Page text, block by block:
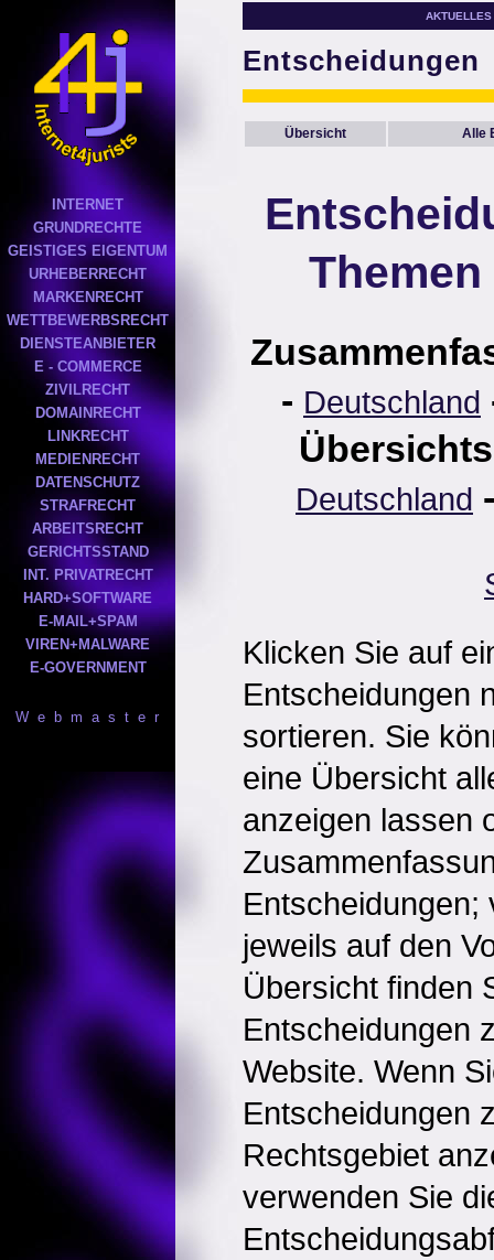
INTERNET
GRUNDRECHTE
GEISTIGES EIGENTUM
URHEBERRECHT
MARKENRECHT
WETTBEWERBSRECHT
DIENSTEANBIETER
E - COMMERCE
ZIVILRECHT
DOMAINRECHT
LINKRECHT
MEDIENRECHT
DATENSCHUTZ
STRAFRECHT
ARBEITSRECHT
GERICHTSSTAND
INT. PRIVATRECHT
HARD+SOFTWARE
E-MAIL+SPAM
VIREN+MALWARE
E-GOVERNMENT
W e b m a s t e r
AKTUELLES
Entscheidungen
Übersicht Alle
- Deutschland
Deutschland
Klicken Sie auf
Entscheidungen
sortieren. Sie
eine Übersicht
anzeigen lassen
Entscheidungen;
jeweils auf den
Übersicht finden
Entscheidungen
Website. Wenn
Entscheidungen
Rechtsgebiet
verwenden Sie